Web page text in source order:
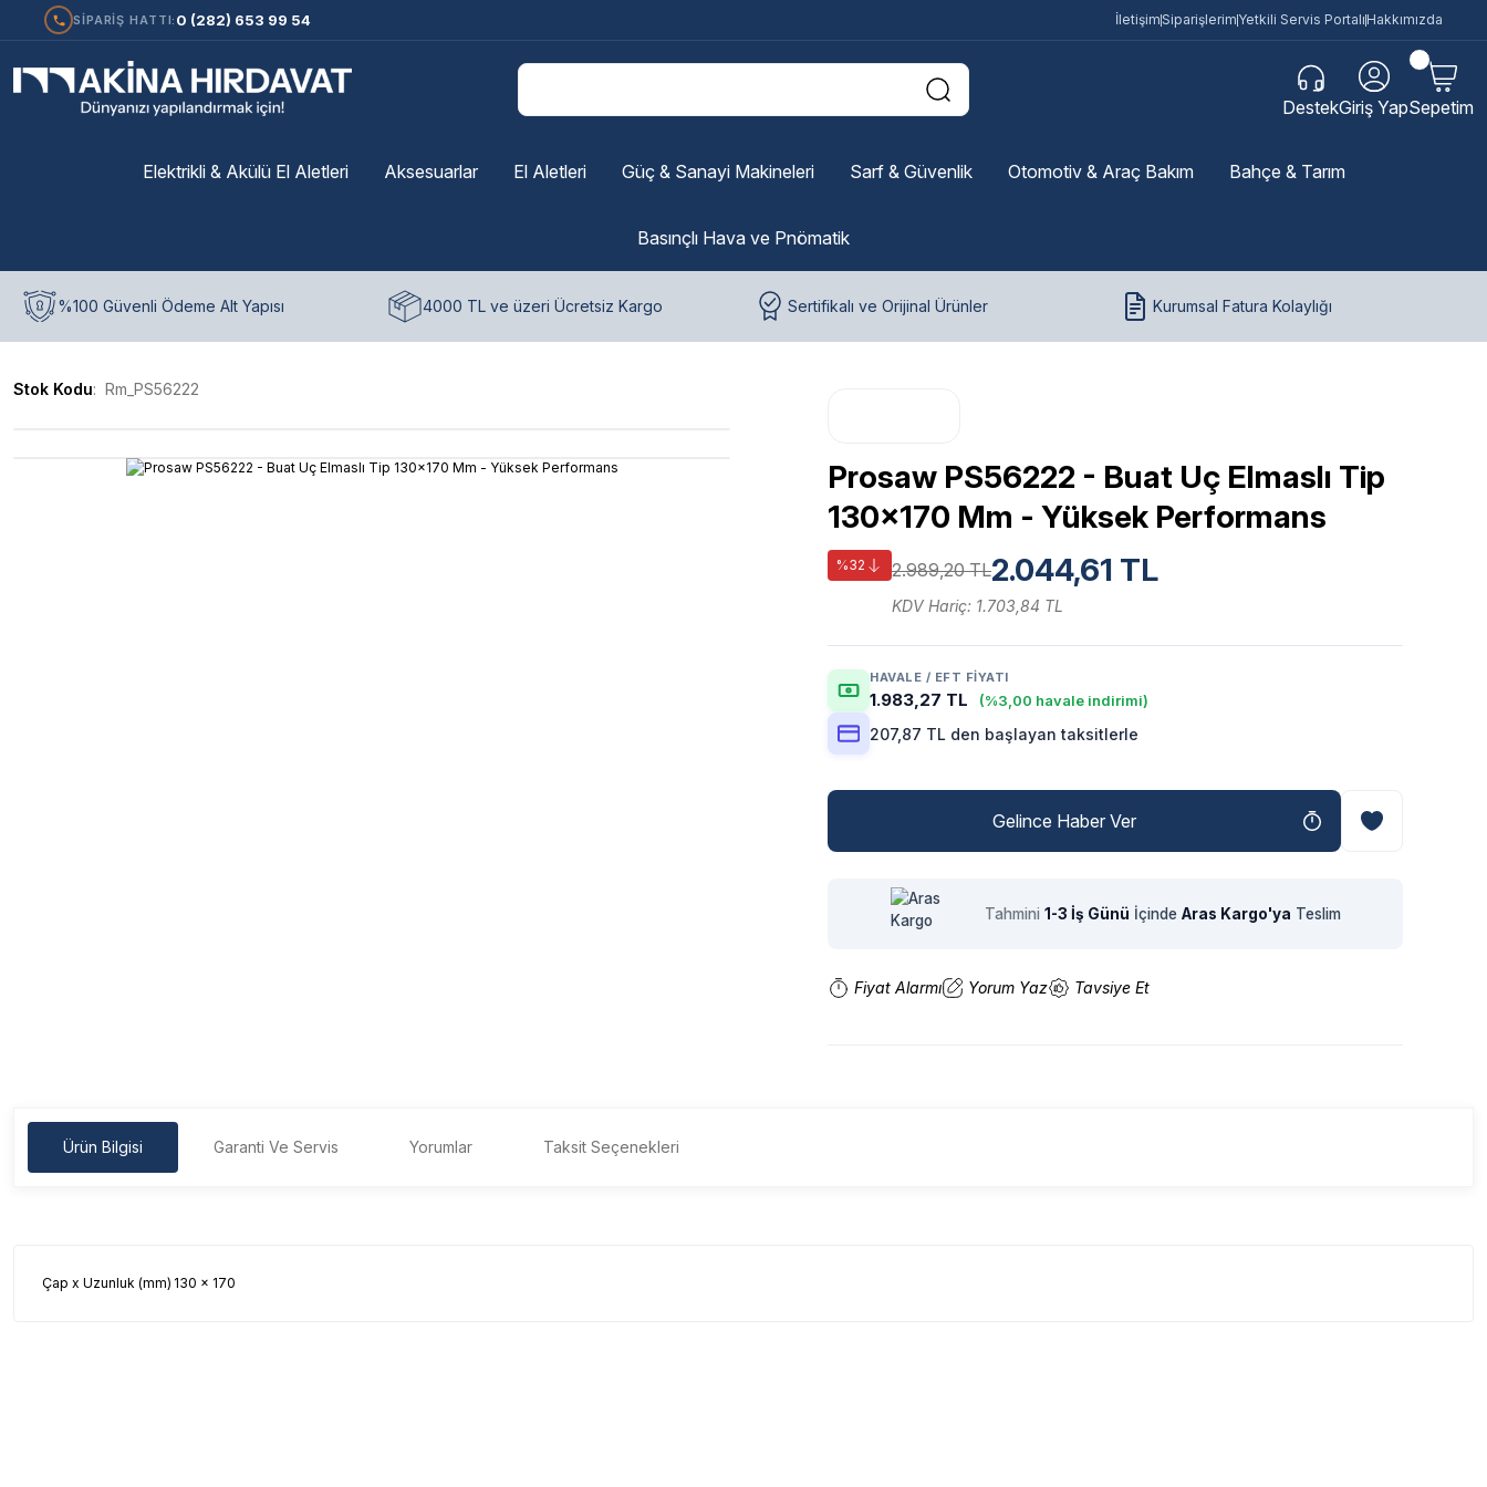
SİPARİŞ HATTI: 0 (282) 653 99 54 İletişimSiparişlerim Yetkili Servis Portalı Hakkımızda
DestekGiriş YapSepetim
Elektrikli & Akülü El Aletleri Aksesuarlar El Aletleri Güç & Sanayi Makineleri Sarf & Güvenlik Otomotiv & Araç Bakım Bahçe & Tarım
Basınçlı Hava ve Pnömatik
%100 Güvenli Ödeme Alt Yapısı 4000 TL ve üzeri Ücretsiz Kargo Sertifikalı ve Orijinal Ürünler Kurumsal Fatura Kolaylığı
Stok Kodu Rm_PS56222
Prosaw PS56222 - Buat Uç Elmaslı Tip
130x170 Mm - Yüksek Performans
%32 2.989,20 TL2.044,61 TL
KDV Hariç: 1.703,84 TL
HAVALE / EFT FIYATI
1.983,27 TL (%3,00 havale indirimi)
207,87 TL den başlayan taksitlerle
Gelince Haber Ver
Tahmini 1-3 İş Günü İçinde Aras Kargo'ya Teslim
Fiyat Alarmı Yorum Yaz Tavsiye Et
Ürün Bilgisi Garanti Ve Servis Yorumlar Taksit Seçenekleri
Çap x Uzunluk (mm) 130 x 170